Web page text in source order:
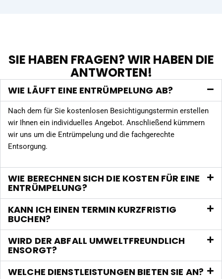
SIE HABEN FRAGEN? WIR HABEN DIE
ANTWORTEN!
WIE LÄUFT EINE ENTRÜMPELUNG AB?
Nach dem für Sie kostenlosen Besichtigungstermin erstellen
wir Ihnen ein individuelles Angebot. Anschließend kümmern
wir uns um die Entrümpelung und die fachgerechte
Entsorgung.
WIE BERECHNEN SICH DIE KOSTEN FÜR EINE
ENTRÜMPELUNG?
KANN ICH EINEN TERMIN KURZFRISTIG
BUCHEN?
WIRD DER ABFALL UMWELTFREUNDLICH
ENSORGT?
WELCHE DIENSTLEISTUNGEN BIETEN SIE AN?